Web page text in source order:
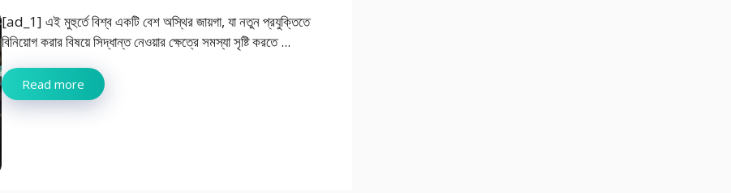
[ad_1] এই মুহুর্তে বিশ্ব একটি বেশ অস্থির জায়গা, যা নতুন প্রযুক্তিতে
বিনিয়োগ করার বিষয়ে সিদ্ধান্ত নেওয়ার ক্ষেত্রে সমস্যা সৃষ্টি করতে ...
Read more